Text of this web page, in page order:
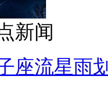
新闻
座流星雨